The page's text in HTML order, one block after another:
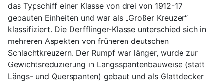
das Typschiff einer Klasse von drei von 1912-17
gebauten Einheiten und war als „Großer Kreuzer“
klassifiziert. Die Derfflinger-Klasse unterschied sich in
mehreren Aspekten von früheren deutschen
Schlachtkreuzern. Der Rumpf war länger, wurde zur
Gewichtsreduzierung in Längsspantenbauweise (statt
Längs- und Querspanten) gebaut und als Glattdecker